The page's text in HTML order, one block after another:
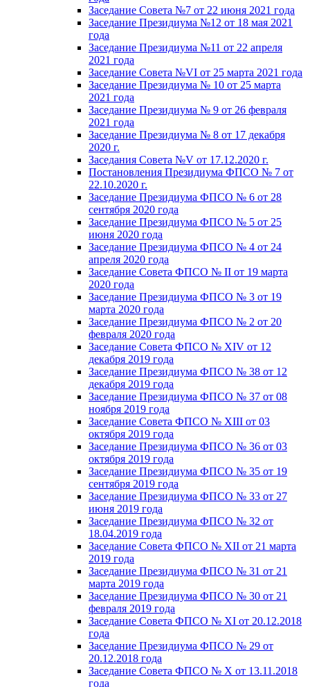
Заседание Совета №7 от 22 июня 2021 года
Заседание Президиума №12 от 18 мая 2021
года
Заседание Президиума №11 от 22 апреля
2021 года
Заседание Совета №VI от 25 марта 2021 года
Заседание Президиума № 10 от 25 марта
2021 года
Заседание Президиума № 9 от 26 февраля
2021 года
Заседание Президиума № 8 от 17 декабря
2020 г.
Заседания Совета №V от 17.12.2020 г.
Постановления Президиума ФПСО № 7 от
22.10.2020 г.
Заседание Президиума ФПСО № 6 от 28
сентября 2020 года
Заседание Президиума ФПСО № 5 от 25
июня 2020 года
Заседание Президиума ФПСО № 4 от 24
апреля 2020 года
Заседание Совета ФПСО № II от 19 марта
2020 года
Заседание Президиума ФПСО № 3 от 19
марта 2020 года
Заседание Президиума ФПСО № 2 от 20
февраля 2020 года
Заседание Совета ФПСО № XIV от 12
декабря 2019 года
Заседание Президиума ФПСО № 38 от 12
декабря 2019 года
Заседание Президиума ФПСО № 37 от 08
ноября 2019 года
Заседание Совета ФПСО № XIII от 03
октября 2019 года
Заседание Президиума ФПСО № 36 от 03
октября 2019 года
Заседание Президиума ФПСО № 35 от 19
сентября 2019 года
Заседание Президиума ФПСО № 33 от 27
июня 2019 года
Заседание Президиума ФПСО № 32 от
18.04.2019 года
Заседание Совета ФПСО № XII от 21 марта
2019 года
Заседание Президиума ФПСО № 31 от 21
марта 2019 года
Заседание Президиума ФПСО № 30 от 21
февраля 2019 года
Заседание Совета ФПСО № XI от 20.12.2018
года
Заседание Президиума ФПСО № 29 от
20.12.2018 года
Заседание Совета ФПСО № X от 13.11.2018
года